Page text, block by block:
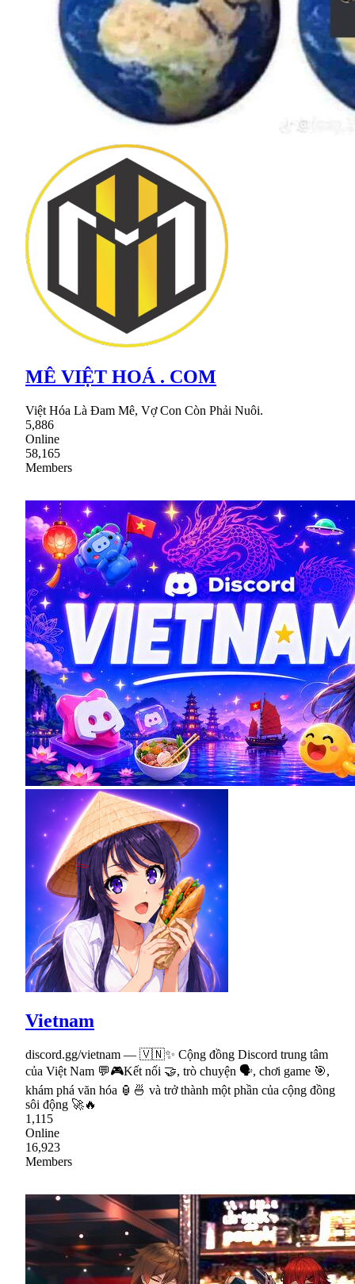
MÊ VIỆT HOÁ . COM
Việt Hóa Là Đam Mê, Vợ Con Còn Phải Nuôi.
5,886
Online
58,165
Members
Vietnam
discord.gg/vietnam — 🇻🇳✨ Cộng đồng Discord trung tâm
của Việt Nam 💬🎮Kết nối 🤝, trò chuyện 🗣, chơi game 🎯,
khám phá văn hóa 🏮🍜 và trở thành một phần của cộng đồng
sôi động 🚀🔥
1,115
Online
16,923
Members